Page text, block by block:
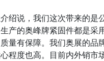
说，我们这次带来的是
产的奥峰牌紧固件都是采
量有保障。我们奥展的品
程度也高。目前内外销市